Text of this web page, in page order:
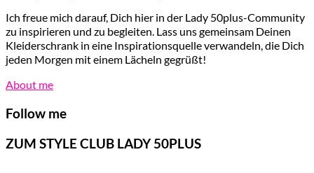
Ich freue mich darauf, Dich hier in der Lady 50plus-Community
zu inspirieren und zu begleiten. Lass uns gemeinsam Deinen
Kleiderschrank in eine Inspirationsquelle verwandeln, die Dich
jeden Morgen mit einem Lächeln gegrüßt!
About me
Follow me
ZUM STYLE CLUB LADY 50PLUS